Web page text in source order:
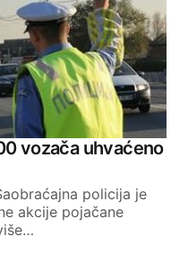
vozača uhvaćeno
policija je
akcije pojačane